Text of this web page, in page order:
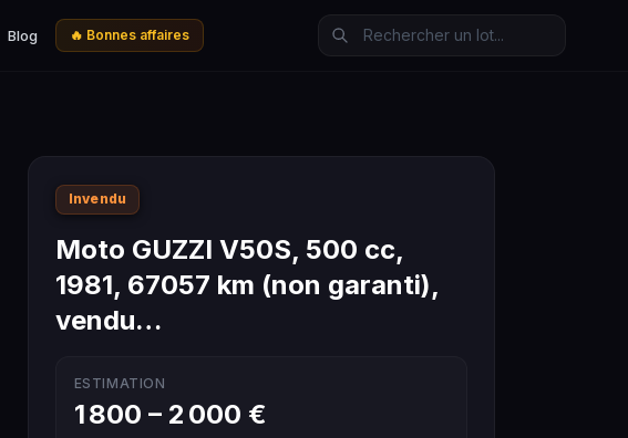
Blog 🔥 Bonnes affaires
Invendu
Moto GUZZI V50S, 500 cc,
1981, 67057 km (non garanti),
vendu…
ESTIMATION
1 800 – 2 000 €